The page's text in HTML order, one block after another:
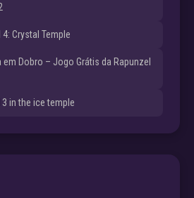
Crystal Temple
Dobro – Jogo Grátis da Rapunzel
in the ice temple